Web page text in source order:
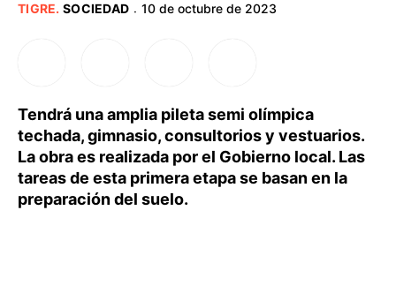
TIGRE. SOCIEDAD · 10 de octubre de 2023
Tendrá una amplia pileta semi olímpica
techada, gimnasio, consultorios y vestuarios.
La obra es realizada por el Gobierno local. Las
tareas de esta primera etapa se basan en la
preparación del suelo.